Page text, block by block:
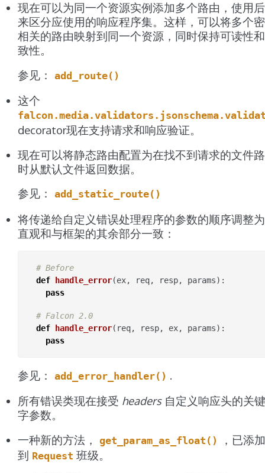
现在可以为同一个资源实例添加多个路由，使用
来区分应使用的响应程序集。这样，可以将多个
相关的路由映射到同一个资源，同时保持可读性
致性。
参见： add_route()
这个
decorator现在支持请求和响应验证。
现在可以将静态路由配置为在找不到请求的文件
时从默认文件返回数据。
参见： add_static_route()
将传递给自定义错误处理程序的参数的顺序调整
直观和与框架的其余部分一致：
# Before
def handle_error(ex, req, resp, params):
pass
# Falcon 2.0
def handle_error( req, resp, ex, params):
pass
参见： add_error_handler()
所有错误类现在接受 headers自定义响应头的关键
字参数。
一种新的方法， get_param_as_float()
，已添加
到 Request 班级。